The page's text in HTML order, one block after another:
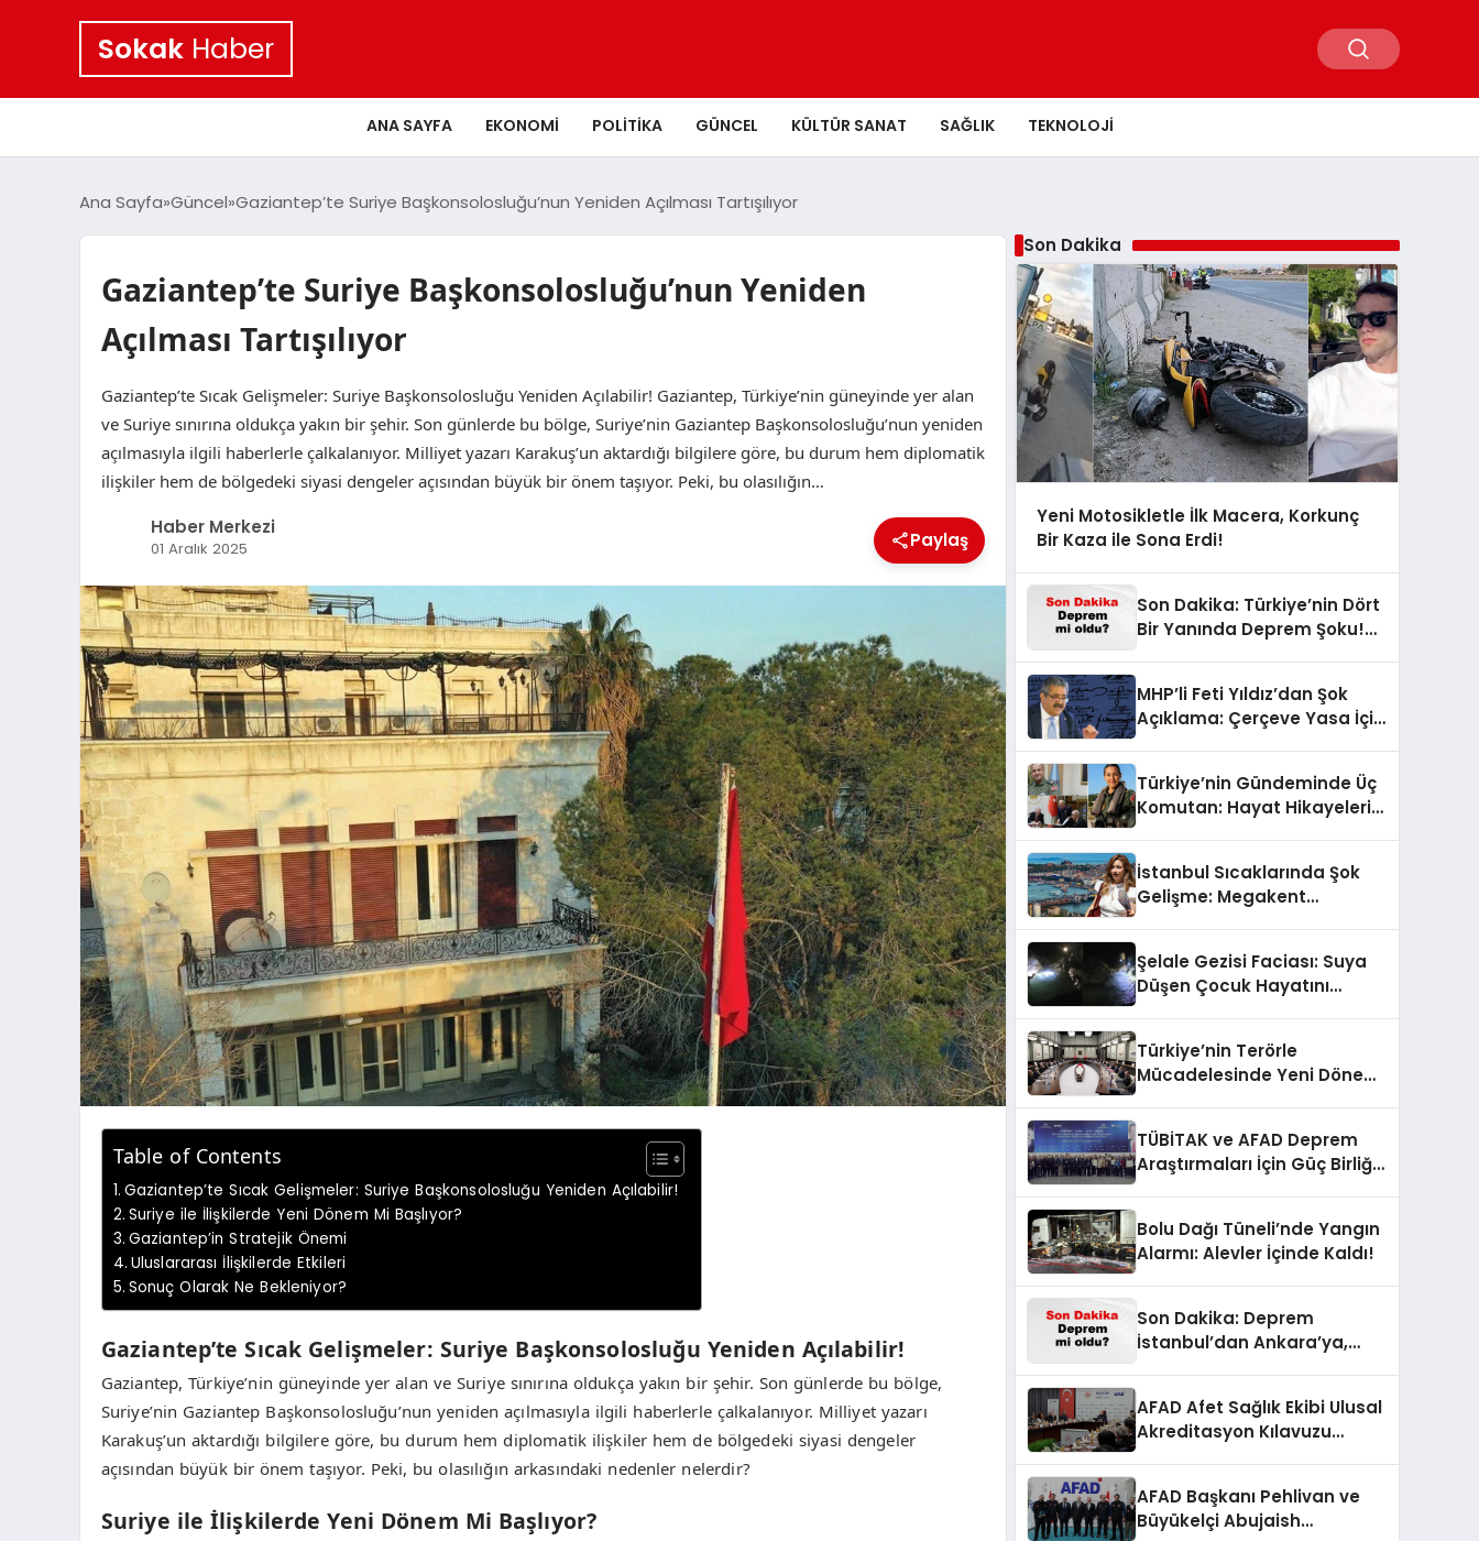
Sokak Haber
ANA SAYFA EKONOMI POLITIKA GÜNCEL KÜLTÜR SANAT SAĞLIK TEKNOLOJI
Ana Sayfa Güncel Gaziantep’te Suriye Başkonsolosluğu’nun Yeniden Açılması Tartışılıyor
Gaziantep’te Suriye Başkonsolosluğu’nun Yeniden
Açılması Tartışılıyor
Gaziantep’te Sıcak Gelişmeler: Suriye Başkonsolosluğu Yeniden Açılabilir! Gaziantep, Türkiye’nin güneyinde yer alan
ve Suriye sınırına oldukça yakın bir şehir. Son günlerde bu bölge, Suriye’nin Gaziantep Başkonsolosluğu’nun yeniden
açılmasıyla ilgili haberlerle çalkalanıyor. Milliyet yazarı Karakuş’un aktardığı bilgilere göre, bu durum hem diplomatik
ilişkiler hem de bölgedeki siyasi dengeler açısından büyük bir önem taşıyor. Peki, bu olasılığın…
Haber Merkezi
01 Aralık 2025 Paylaş
Table of Contents
Gaziantep’te Sıcak Gelişmeler: Suriye Başkonsolosluğu Yeniden Açılabilir!
Suriye ile İlişkilerde Yeni Dönem Mi Başlıyor?
Gaziantep’in Stratejik Önemi
Uluslararası İlişkilerde Etkileri
Sonuç Olarak Ne Bekleniyor?
Gaziantep’te Sıcak Gelişmeler: Suriye Başkonsolosluğu Yeniden Açılabilir!
Gaziantep, Türkiye’nin güneyinde yer alan ve Suriye sınırına oldukça yakın bir şehir. Son günlerde bu bölge,
Suriye’nin Gaziantep Başkonsolosluğu’nun yeniden açılmasıyla ilgili haberlerle çalkalanıyor. Milliyet yazarı
Karakuş’un aktardığı bilgilere göre, bu durum hem diplomatik ilişkiler hem de bölgedeki siyasi dengeler
açısından büyük bir önem taşıyor. Peki, bu olasılığın arkasındaki nedenler nelerdir?
Suriye ile İlişkilerde Yeni Dönem Mi Başlıyor?
Son Dakika
Yeni Motosikletle İlk Macera, Korkunç
Bir Kaza ile Sona Erdi!
Son Dakika: Türkiye’nin Dört
Bir Yanında Deprem Şoku!
MHP’li Feti Yıldız’dan Şok
Açıklama: Çerçeve Yasa İçin
Türkiye’nin Gündeminde Üç
Komutan: Hayat Hikayeleri
İstanbul Sıcaklarında Şok
Gelişme: Megakent
Şelale Gezisi Faciası: Suya
Düşen Çocuk Hayatını
Türkiye’nin Terörle
Mücadelesinde Yeni Dönem:
TÜBİTAK ve AFAD Deprem
Araştırmaları İçin Güç Birliği
Bolu Dağı Tüneli’nde Yangın
Alarmı: Alevler İçinde Kaldı!
Son Dakika: Deprem
İstanbul’dan Ankara’ya,
Sarsıcı Gelişmeler 6 Ağustos
2026
AFAD Afet Sağlık Ekibi Ulusal
Akreditasyon Kılavuzu
AFAD Başkanı Pehlivan ve
Büyükelçi Abujaish